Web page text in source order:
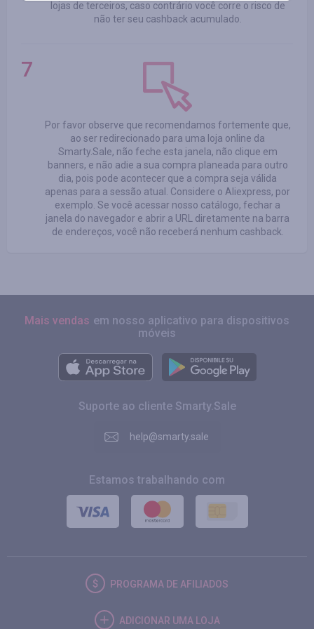
lojas de terceiros, caso contrário você corre o risco de
não ter seu cashback acumulado.
Por favor observe que recomendamos fortemente que,
ao ser redirecionado para uma loja online da
Smarty.Sale, não feche esta janela, não clique em
banners, e não adie a sua compra planeada para outro
dia, pois pode acontecer que a compra seja válida
apenas para a sessão atual. Considere o Aliexpress, por
exemplo. Se você acessar nosso catálogo, fechar a
janela do navegador e abrir a URL diretamente na barra
de endereços, você não receberá nenhum cashback.
Mais vendas em nosso aplicativo para dispositivos
móveis
Suporte ao cliente Smarty.Sale
help@smarty.sale
Estamos trabalhando com
PROGRAMA DE AFILIADOS
ADICIONAR UMA LOJA